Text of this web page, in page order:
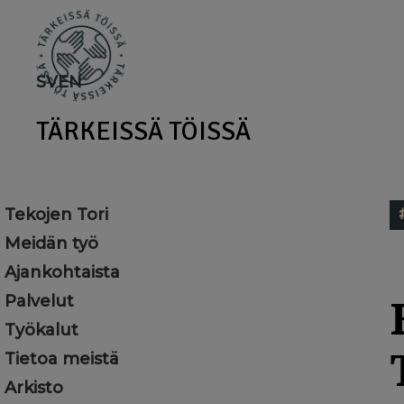
main
content
SVEN
TÄRKEISSÄ TÖISSÄ
Tekojen Tori
Meidän työ
Ajankohtaista
Palvelut
Työkalut
Tietoa meistä
Arkisto